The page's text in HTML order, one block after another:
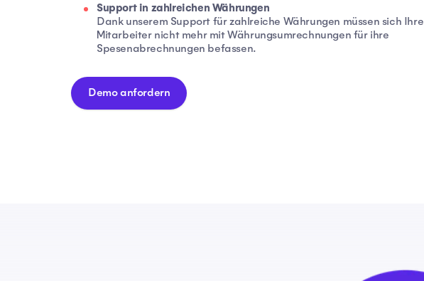
Support in zahlreichen Währungen
Dank unserem Support für zahlreiche Währungen müssen sich Ihre
Mitarbeiter nicht mehr mit Währungsumrechnungen für ihre
Spesenabrechnungen befassen.
Demo anfordern